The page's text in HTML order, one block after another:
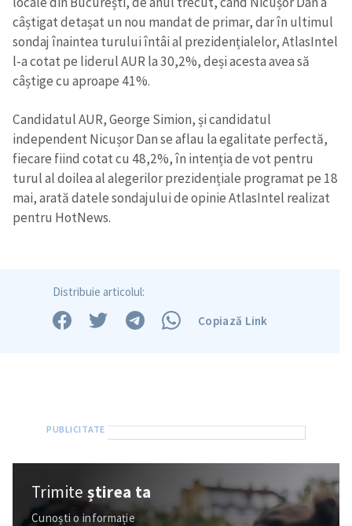
Trimite o informație
Despre ZdG
in English
câștigat detașat un nou mandat de primar, dar în ultimul
sondaj înaintea turului întâi al prezidențialelor, AtlasIntel
l-a cotat pe liderul AUR la 30,2%, deși acesta avea să
câștige cu aproape 41%.
Candidatul AUR, George Simion, și candidatul
independent Nicușor Dan se aflau la egalitate perfectă,
fiecare fiind cotat cu 48,2%, în intenția de vot pentru
turul al doilea al alegerilor prezidențiale programat pe 18
mai, arată datele sondajului de opinie AtlasIntel realizat
pentru HotNews.
Distribuie articolul:
Copiază Link
Trimiteștirea ta
Cunoști o informație